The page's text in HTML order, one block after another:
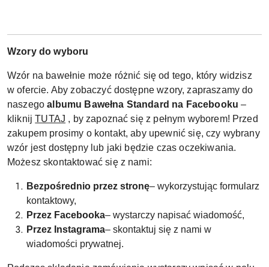
Wzory do wyboru
Wzór na bawełnie może różnić się od tego, który widzisz
w ofercie. Aby zobaczyć dostępne wzory, zapraszamy do
naszegoalbumu Bawełna Standard na Facebooku –
kliknijTUTAJ , by zapoznać się z pełnym wyborem! Przed
zakupem prosimy o kontakt, aby upewnić się, czy wybrany
wzór jest dostępny lub jaki będzie czas oczekiwania.
Możesz skontaktować się z nami:
Bezpośrednio przez stronę– wykorzystując formularz
kontaktowy,
Przez Facebooka– wystarczy napisać wiadomość,
Przez Instagrama– skontaktuj się z nami w
wiadomości prywatnej.